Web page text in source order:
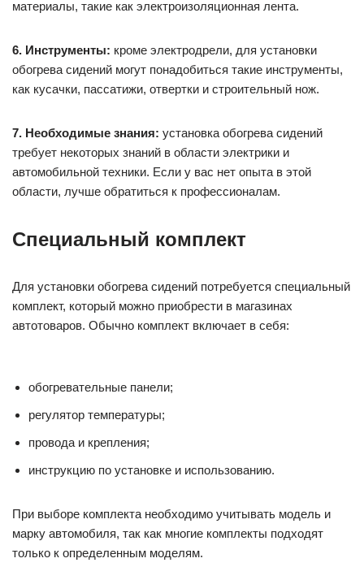
материалы, такие как электроизоляционная лента.
6. Инструменты: кроме электродрели, для установки
обогрева сидений могут понадобиться такие инструменты,
как кусачки, пассатижи, отвертки и строительный нож.
7. Необходимые знания: установка обогрева сидений
требует некоторых знаний в области электрики и
автомобильной техники. Если у вас нет опыта в этой
области, лучше обратиться к профессионалам.
Специальный комплект
Для установки обогрева сидений потребуется специальный
комплект, который можно приобрести в магазинах
автотоваров. Обычно комплект включает в себя:
обогревательные панели;
регулятор температуры;
провода и крепления;
инструкцию по установке и использованию.
При выборе комплекта необходимо учитывать модель и
марку автомобиля, так как многие комплекты подходят
только к определенным моделям.